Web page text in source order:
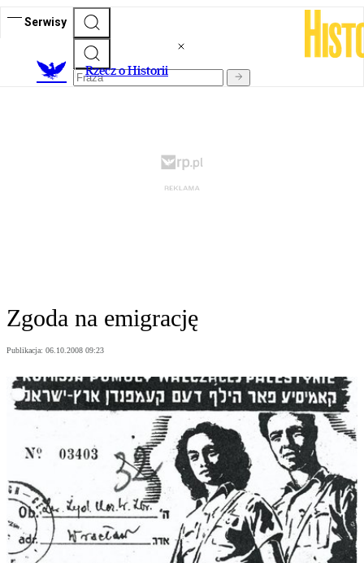
Serwisy
Rzecz o Historii
Zgoda na emigrację
Publikacja: 06.10.2008 09:23